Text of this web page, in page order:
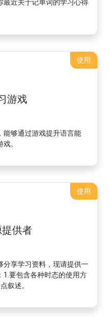
最近关于记单词的学习心得
使用
游戏
能够通过游戏提升语言能
。
使用
供者
分享学习资料，现请提供一
1.要包含各种时态的使用方
叙述。